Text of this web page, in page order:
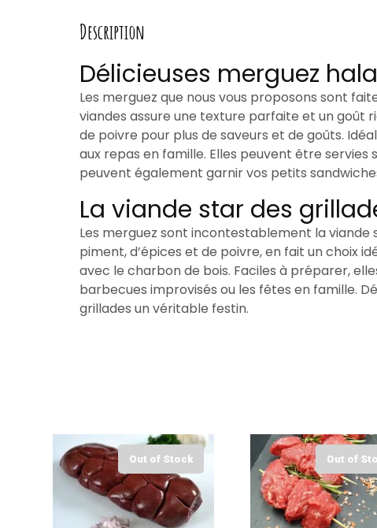
Description
Délicieuses merguez
Les merguez que nous vous proposons sont
viandes assure une texture parfaite et un goût
de poivre pour plus de saveurs et de goûts.
aux repas en famille. Elles peuvent être
peuvent également garnir vos petits
La viande star des
Les merguez sont incontestablement la
piment, d’épices et de poivre, en fait un choix
avec le charbon de bois. Faciles à préparer,
barbecues improvisés ou les fêtes en famille.
grillades un véritable festin.
Out of Stock Out of